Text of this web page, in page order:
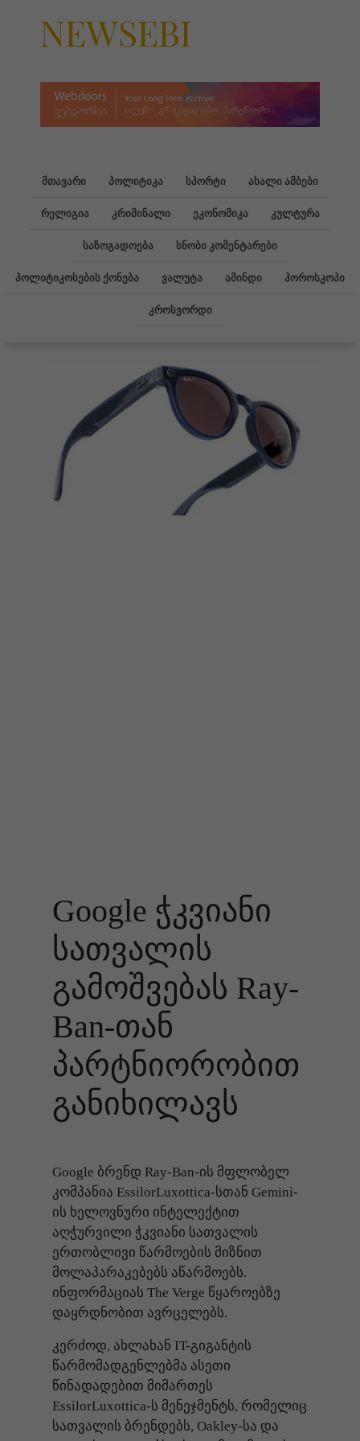
NEWSEBI
მთავარი პოლიტიკა სპორტი ახალი ამბები
რელიგია კრიმინალი ეკონომიკა კულტურა
საზოგადოება სნობი კომენტარები
პოლიტიკოსების ქონება ვალუტა ამინდი ჰოროსკოპი
კროსვორდი
Google ჭკვიანი
სათვალის
გამოშვებას Ray-
Ban-თან
პარტნიორობით
განიხილავს
Google ბრენდ Ray-Ban-ის მფლობელ
კომპანია EssilorLuxottica-სთან Gemini-
ის ხელოვნური ინტელექტით
აღჭურვილი ჭკვიანი სათვალის
ერთობლივი წარმოების მიზნით
მოლაპარაკებებს აწარმოებს.
ინფორმაციას The Verge წყაროებზე
დაყრდნობით ავრცელებს.
კერძოდ, ახლახან IT-გიგანტის
წარმომადგენლებმა ასეთი
წინადადებით მიმართეს
EssilorLuxottica-ს მენეჯმენტს, რომელიც
სათვალის ბრენდებს, Oakley-სა და